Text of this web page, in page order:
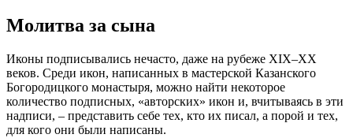
Молитва за сына
Иконы подписывались нечасто, даже на рубеже XIX–XX
веков. Среди икон, написанных в мастерской Казанского
Богородицкого монастыря, можно найти некоторое
количество подписных, «авторских» икон и, вчитываясь в эти
надписи, – представить себе тех, кто их писал, а порой и тех,
для кого они были написаны.